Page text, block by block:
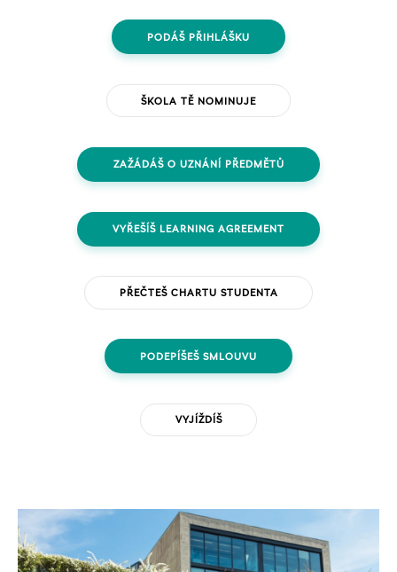
PODÁŠ PŘIHLÁŠKU
ŠKOLA TĚ NOMINUJE
ZAŽÁDÁŠ O UZNÁNÍ PŘEDMĚTŮ
VYŘEŠÍŠ LEARNING AGREEMENT
PŘEČTEŠ CHARTU STUDENTA
PODEPÍŠEŠ SMLOUVU
VYJÍŽDÍŠ